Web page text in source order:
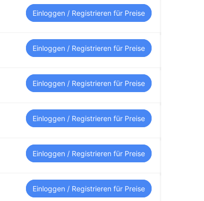
Einloggen / Registrieren für Preise
Einloggen / Registrieren für Preise
Einloggen / Registrieren für Preise
Einloggen / Registrieren für Preise
Einloggen / Registrieren für Preise
Einloggen / Registrieren für Preise